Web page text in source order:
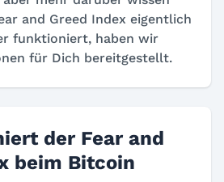
and Greed Index eigentlich
funktioniert, haben wir
für Dich bereitgestellt.
der Fear and
beim Bitcoin